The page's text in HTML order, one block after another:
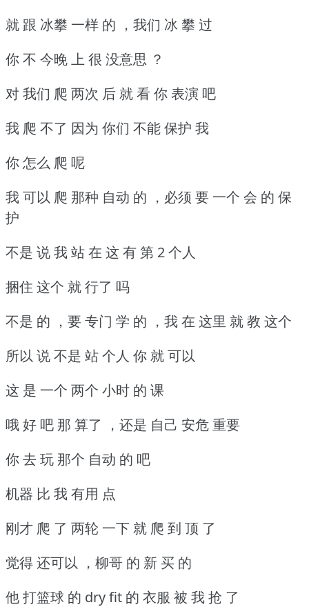
就 跟 冰攀 一样 的 ，我们 冰 攀 过
你 不 今晚 上 很 没意思 ？
对 我们 爬 两次 后 就 看 你 表演 吧
我 爬 不了 因为 你们 不能 保护 我
你 怎么 爬 呢
我 可以 爬 那种 自动 的 ，必须 要 一个 会 的 保
护
不是 说 我 站 在 这 有 第 2 个人
捆住 这个 就 行了 吗
不是 的 ，要 专门 学 的 ，我 在 这里 就 教 这个
所以 说 不是 站 个人 你 就 可以
这 是 一个 两个 小时 的 课
哦 好 吧 那 算了 ，还是 自己 安危 重要
你 去 玩 那个 自动 的 吧
机器 比 我 有用 点
刚才 爬 了 两轮 一下 就 爬 到 顶 了
觉得 还可以 ，柳哥 的 新 买 的
他 打篮球 的 dry fit 的 衣服 被 我 抢 了